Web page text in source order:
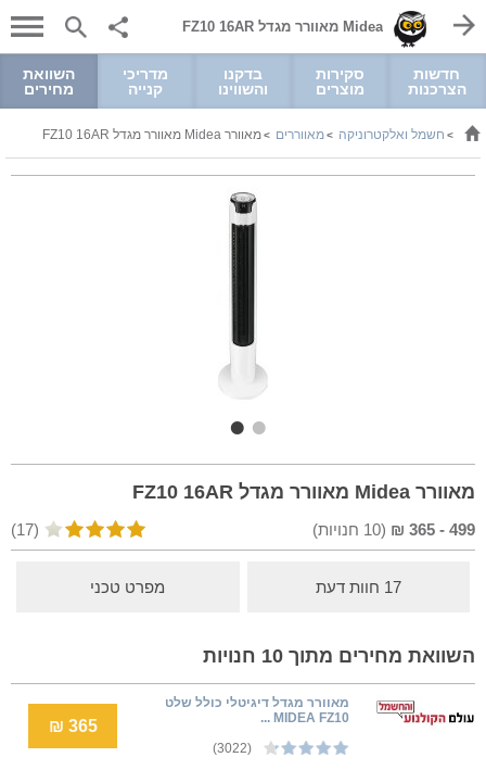
Midea מאוורר מגדל FZ10 16AR
חדשות
הצרכנות
סקירות
מוצרים
בדקנו
והשווינו
מדריכי
קנייה
השוואת
מחירים
> חשמל ואלקטרוניקה >מאווררים >מאוורר Midea מאוורר מגדל FZ10 16AR
מאוורר Midea מאוורר מגדל FZ10 16AR
499
-
365
₪
(
10 חנויות) (17)
17 חוות דעת מפרט טכני
השוואת מחירים מתוך 10 חנויות
מאוורר מגדל דיגיטלי כולל שלט
MIDEA FZ10 ...
(3022)
365 ₪